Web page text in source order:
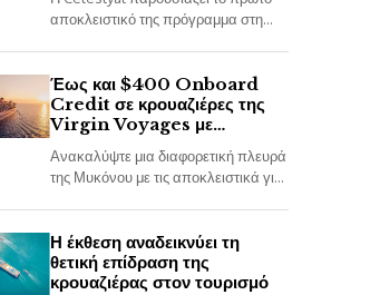
αποκλειστικό της πρόγραμμα στη
Πορτογαλία και Μαρόκο. Όλες...
Έως και $400 Onboard
Credit σε κρουαζιέρες της
Virgin Voyages με
προορισμό τη Μύκονο
Ανακαλύψτε μια διαφορετική πλευρά
της Μυκόνου με τις αποκλειστικά για
Scarlet Lady. Όλες...
Η έκθεση αναδεικνύει τη
θετική επίδραση της
κρουαζιέρας στον τουρισμό